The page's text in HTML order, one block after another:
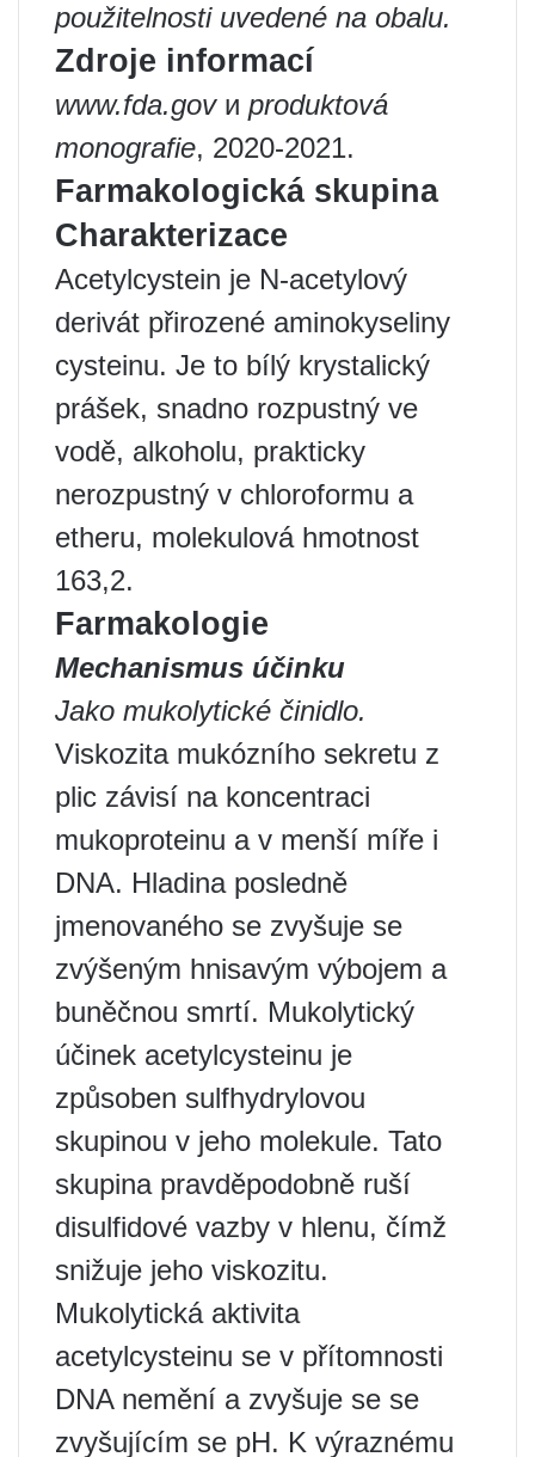
použitelnosti uvedené na obalu.
Zdroje informací
www.fda.govи produktová
monografie, 2020-2021.
Farmakologická skupina
Charakterizace
Acetylcystein je N-acetylový
derivát přirozené aminokyseliny
cysteinu. Je to bílý krystalický
prášek, snadno rozpustný ve
vodě, alkoholu, prakticky
nerozpustný v chloroformu a
etheru, molekulová hmotnost
163,2.
Farmakologie
Mechanismus účinku
Jako mukolytické činidlo.
Viskozita mukózního sekretu z
plic závisí na koncentraci
mukoproteinu a v menší míře i
DNA. Hladina posledně
jmenovaného se zvyšuje se
zvýšeným hnisavým výbojem a
buněčnou smrtí. Mukolytický
účinek acetylcysteinu je
způsoben sulfhydrylovou
skupinou v jeho molekule. Tato
skupina pravděpodobně ruší
disulfidové vazby v hlenu, čímž
snižuje jeho viskozitu.
Mukolytická aktivita
acetylcysteinu se v přítomnosti
DNA nemění a zvyšuje se se
zvyšujícím se pH. K výraznému